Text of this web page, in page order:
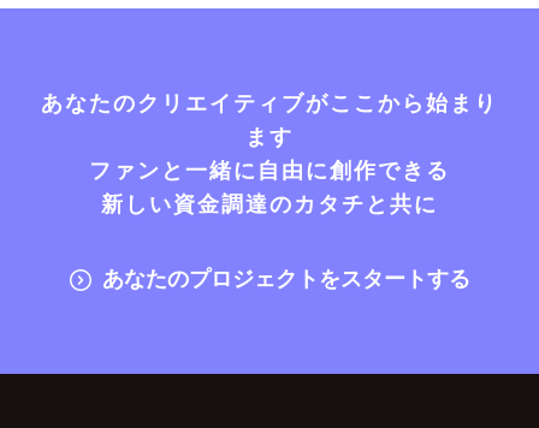
あなたのクリエイティブがここから始まり
ます
ファンと一緒に自由に創作できる
新しい資金調達のカタチと共に
あなたのプロジェクトをスタートする